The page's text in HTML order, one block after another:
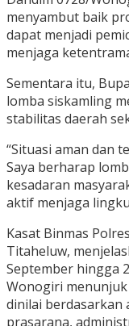
menyambut baik
dapat menjadi
menjaga
Sementara itu,
lomba siskamling
stabilitas daerah
“Situasi aman dan
Saya berharap
kesadaran
aktif menjaga
Kasat Binmas
Titaheluw,
September hingga
Wonogiri
dinilai berdasarkan
prasarana,